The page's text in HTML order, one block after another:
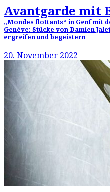
Avantgarde mit
„Mondes flottants“ in Genf mit
Genève: Stücke von Damien
ergreifen und begeistern
20. November 2022